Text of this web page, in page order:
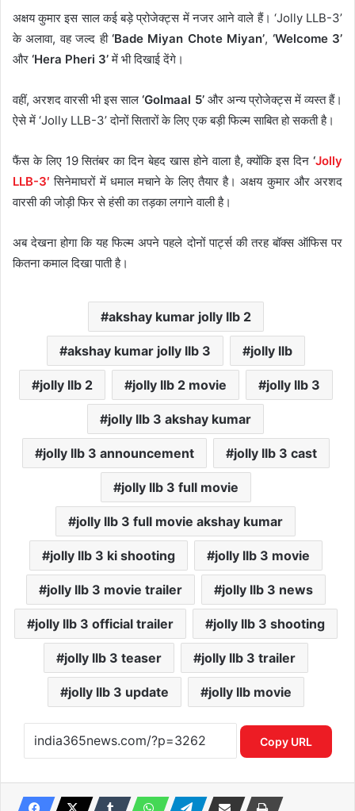
अक्षय कुमार इस साल कई बड़े प्रोजेक्ट्स में नजर आने वाले हैं। ‘Jolly LLB-3’
के अलावा, वह जल्द ही ‘Bade Miyan Chote Miyan’, ‘Welcome 3’
और ‘Hera Pheri 3’में भी दिखाई देंगे।
वहीं, अरशद वारसी भी इस साल‘Golmaal 5’और अन्य प्रोजेक्ट्स में व्यस्त हैं।
ऐसे में ‘Jolly LLB-3’ दोनों सितारों के लिए एक बड़ी फिल्म साबित हो सकती है।
फैंस के लिए 19 सितंबर का दिन बेहद खास होने वाला है, क्योंकि इस दिन ‘Jolly
LLB-3′ सिनेमाघरों में धमाल मचाने के लिए तैयार है। अक्षय कुमार और अरशद
वारसी की जोड़ी फिर से हंसी का तड़का लगाने वाली है।
अब देखना होगा कि यह फिल्म अपने पहले दोनों पार्ट्स की तरह बॉक्स ऑफिस पर
कितना कमाल दिखा पाती है।
akshay kumar jolly llb 2
akshay kumar jolly llb 3 jolly llb
jolly llb 2 jolly llb 2 movie jolly llb 3
jolly llb 3 akshay kumar
jolly llb 3 announcement jolly llb 3 cast
jolly llb 3 full movie
jolly llb 3 full movie akshay kumar
jolly llb 3 ki shooting jolly llb 3 movie
jolly llb 3 movie trailer jolly llb 3 news
jolly llb 3 official trailer jolly llb 3 shooting
jolly llb 3 teaser jolly llb 3 trailer
jolly llb 3 update jolly llb movie
Copy URL